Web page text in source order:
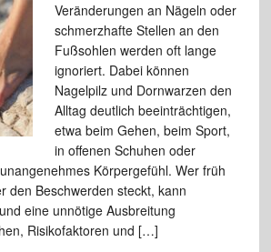
Veränderungen an Nägeln oder
schmerzhafte Stellen an den
Fußsohlen werden oft lange
ignoriert. Dabei können
Nagelpilz und Dornwarzen den
Alltag deutlich beeinträchtigen,
etwa beim Gehen, beim Sport,
in offenen Schuhen oder
Körpergefühl. Wer früh
den Beschwerden steckt, kann
eine unnötige Ausbreitung
Risikofaktoren und […]